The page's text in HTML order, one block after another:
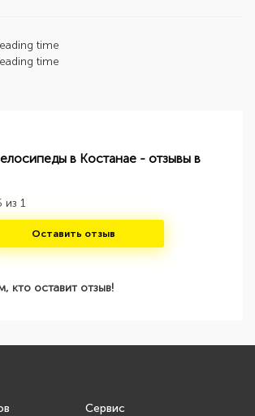
time
time
в Костанае - отзывы в
из 1
Оставить отзыв
кто оставит отзыв!
Сервис